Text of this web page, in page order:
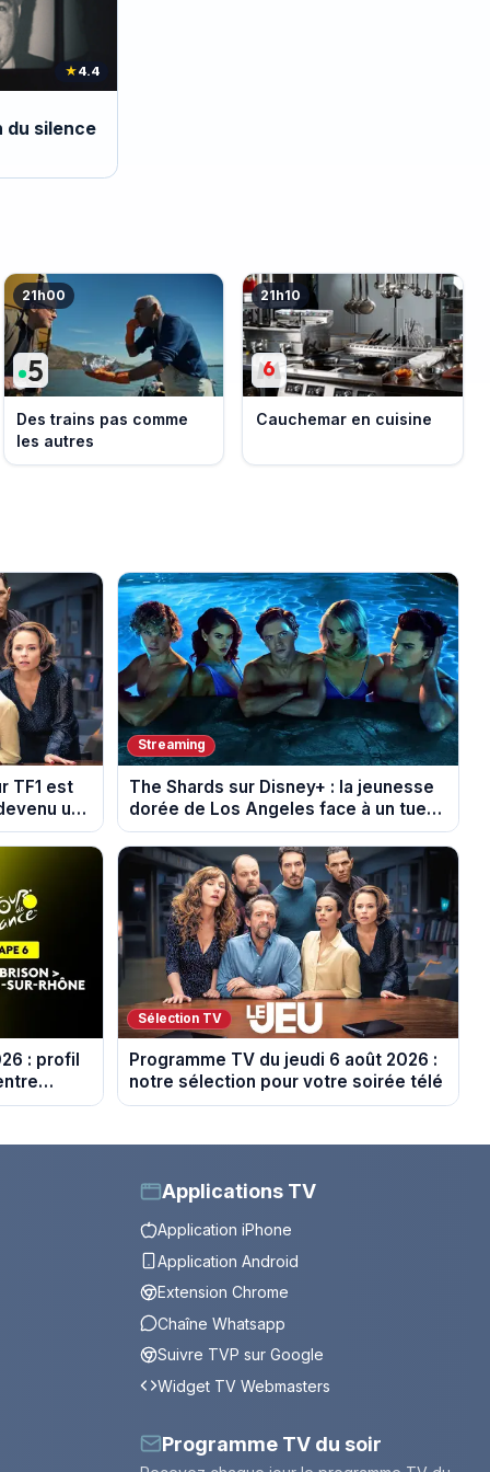
★4.4
du silence
21h00
Des trains pas comme
les autres
21h10
Cauchemar en cuisine
TF1 est
un
Streaming
The Shards sur Disney+ : la jeunesse
dorée de Los Angeles face à un tueur
dans les années 80
: profil
Sélection TV
Programme TV du jeudi 6 août 2026 :
notre sélection pour votre soirée télé
Applications TV
Application iPhone
Application Android
Extension Chrome
Chaîne Whatsapp
Suivre TVP sur Google
Widget TV Webmasters
Programme TV du soir